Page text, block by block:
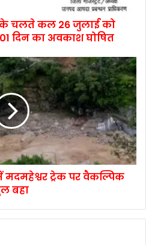
के चलते कल 26 जुलाई को
दिन का अवकाश घोषित
मदमहेश्वर ट्रेक पर वैकल्पिक
बहा